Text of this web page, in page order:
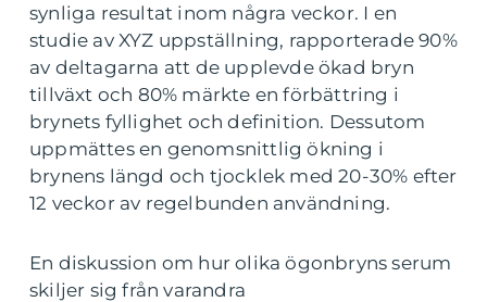
synliga resultat inom några veckor. I en
studie av XYZ uppställning, rapporterade 90%
av deltagarna att de upplevde ökad bryn
tillväxt och 80% märkte en förbättring i
brynets fyllighet och definition. Dessutom
uppmättes en genomsnittlig ökning i
brynens längd och tjocklek med 20-30% efter
12 veckor av regelbunden användning.
En diskussion om hur olika ögonbryns serum
skiljer sig från varandra